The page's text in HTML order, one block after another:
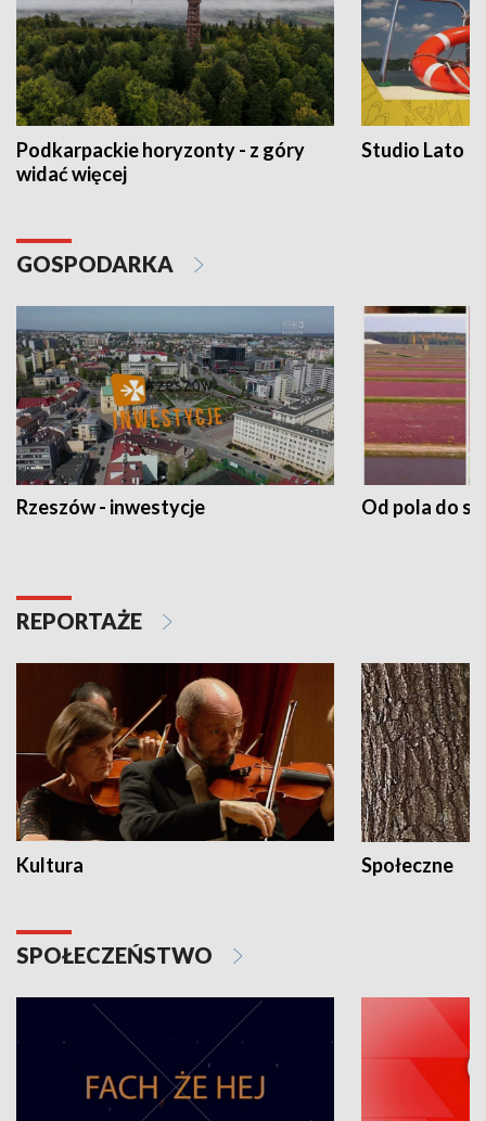
Podkarpackie horyzonty - z góry
widać więcej
Studio Lato
GOSPODARKA
Rzeszów - inwestycje Od pola do
REPORTAŻE
Kultura Społeczne
SPOŁECZEŃSTWO